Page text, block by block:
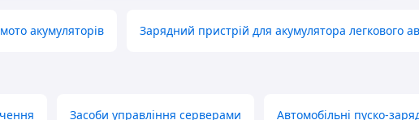
акумуляторів Зарядний пристрій для акумулятора легкового
Засоби управління серверами Автомобільні пуско-